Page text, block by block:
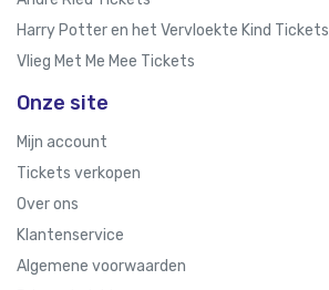
Harry Potter en het Vervloekte Kind Tickets
Vlieg Met Me Mee Tickets
Onze site
Mijn account
Tickets verkopen
Over ons
Klantenservice
Algemene voorwaarden